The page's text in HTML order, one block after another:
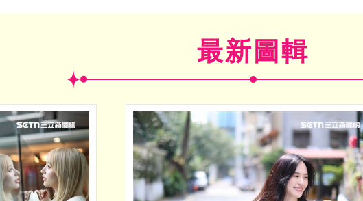
最新圖輯